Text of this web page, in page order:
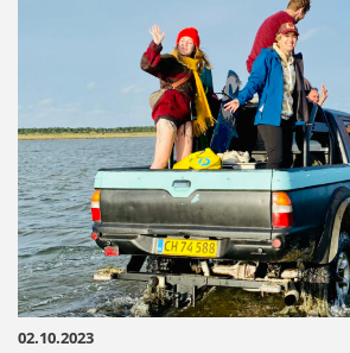
02.10.2023